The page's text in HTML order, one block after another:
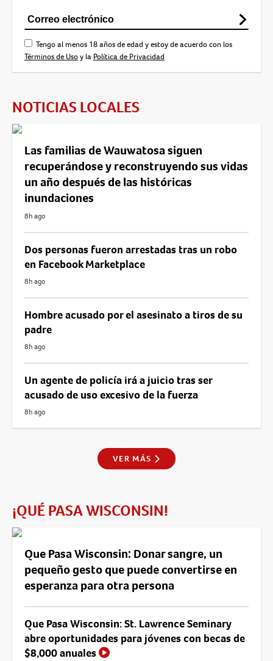
Tengo al menos 18 años de edad y estoy de acuerdo con los
Términos de Usoy la Política de Privacidad
NOTICIAS LOCALES
Las familias de Wauwatosa siguen
recuperándose y reconstruyendo sus vidas
un año después de las históricas
inundaciones
8h ago
Dos personas fueron arrestadas tras un robo
en Facebook Marketplace
8h ago
Hombre acusado por el asesinato a tiros de su
padre
8h ago
Un agente de policía irá a juicio tras ser
acusado de uso excesivo de la fuerza
8h ago
VER MÁS
¡QUÉ PASA WISCONSIN!
Que Pasa Wisconsin: Donar sangre, un
pequeño gesto que puede convertirse en
esperanza para otra persona
Que Pasa Wisconsin: St. Lawrence Seminary
abre oportunidades para jóvenes con becas de
$8,000 anuales